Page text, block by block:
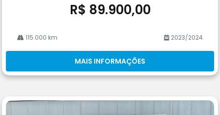
R$ 89.900,00
115.000 km 2023/2024
MAIS INFORMAÇÕES